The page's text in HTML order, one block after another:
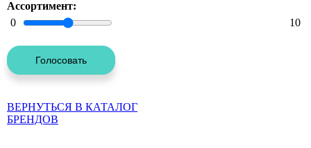
Ассортимент:
0
10
ВЕРНУТЬСЯ В КАТАЛОГ
БРЕНДОВ